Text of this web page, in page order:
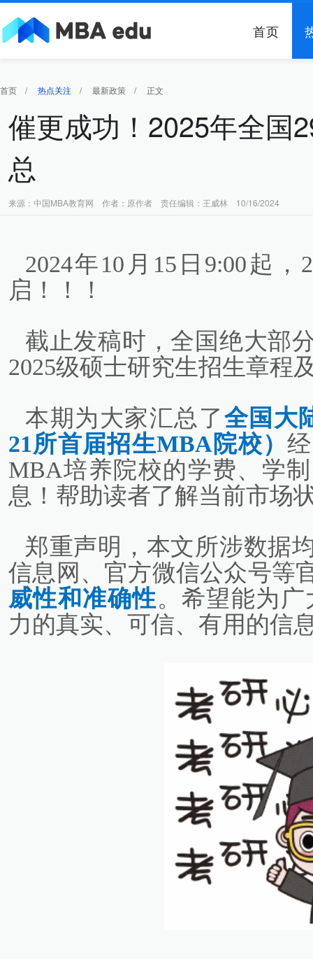
首页
首页 / 热点关注 / 最新政策 / 正文
催更成功！2025年全国
总
来源：中国MBA教育网 作者：原作者 责任编辑：王威林 10/16/2024
2024年10月15日9:00起
启！！！
截止发稿时，全国绝大部
2025级硕士研究生招生章程
本期为大家汇总了全国大
21所首届招生MBA院校）
MBA培养院校的学费、学
息！帮助读者了解当前市场
郑重声明，本文所涉数据
信息网、官方微信公众号等
威性和准确性。希望能为
力的真实、可信、有用的信